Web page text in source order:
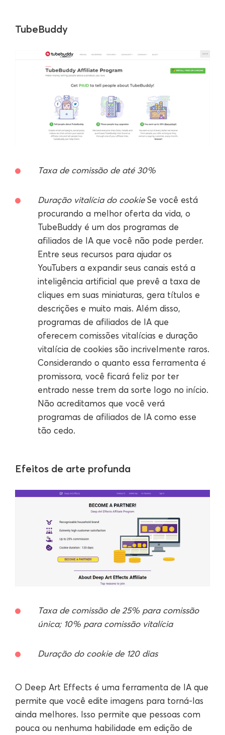
TubeBuddy
Taxa de comissão de até 30%
Duração vitalícia do cookieSe você está
procurando a melhor oferta da vida, o
TubeBuddy é um dos programas de
afiliados de IA que você não pode perder.
Entre seus recursos para ajudar os
YouTubers a expandir seus canais está a
inteligência artificial que prevê a taxa de
cliques em suas miniaturas, gera títulos e
descrições e muito mais. Além disso,
programas de afiliados de IA que
oferecem comissões vitalícias e duração
vitalícia de cookies são incrivelmente raros.
Considerando o quanto essa ferramenta é
promissora, você ficará feliz por ter
entrado nesse trem da sorte logo no início.
Não acreditamos que você verá
programas de afiliados de IA como esse
tão cedo.
Efeitos de arte profunda
Taxa de comissão de 25% para comissão
única; 10% para comissão vitalícia
Duração do cookie de 120 dias
O Deep Art Effects é uma ferramenta de IA que
permite que você edite imagens para torná-las
ainda melhores. Isso permite que pessoas com
pouca ou nenhuma habilidade em edição de